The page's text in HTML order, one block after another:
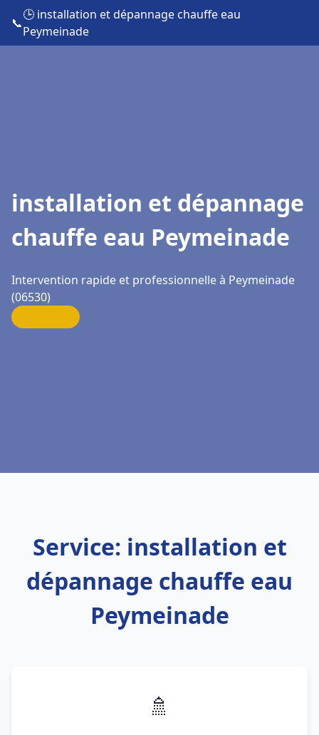
📞
🕒 installation et dépannage chauffe eau
Peymeinade
installation et dépannage
chauffe eau Peymeinade
Intervention rapide et professionnelle à Peymeinade
(06530)
Service: installation et
dépannage chauffe eau
Peymeinade
🚿